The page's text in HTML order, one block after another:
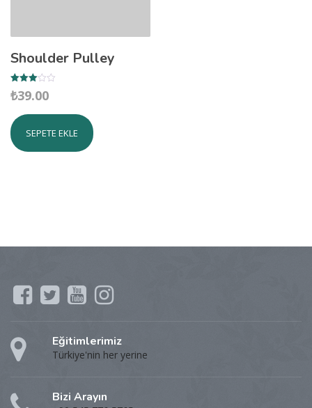
Shoulder Pulley
5
üzerinden
oy aldı
₺39.00
SEPETE EKLE
Eğitimlerimiz
Türkiye'nin her yerine
Bizi Arayın